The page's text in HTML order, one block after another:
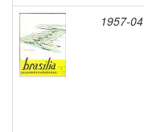
1957-04